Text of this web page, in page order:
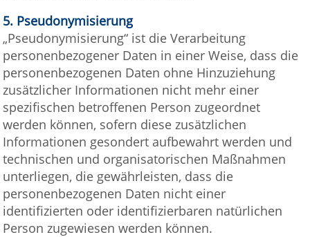
5. Pseudonymisierung
„Pseudonymisierung“ ist die Verarbeitung
personenbezogener Daten in einer Weise, dass die
personenbezogenen Daten ohne Hinzuziehung
zusätzlicher Informationen nicht mehr einer
spezifischen betroffenen Person zugeordnet
werden können, sofern diese zusätzlichen
Informationen gesondert aufbewahrt werden und
technischen und organisatorischen Maßnahmen
unterliegen, die gewährleisten, dass die
personenbezogenen Daten nicht einer
identifizierten oder identifizierbaren natürlichen
Person zugewiesen werden können.